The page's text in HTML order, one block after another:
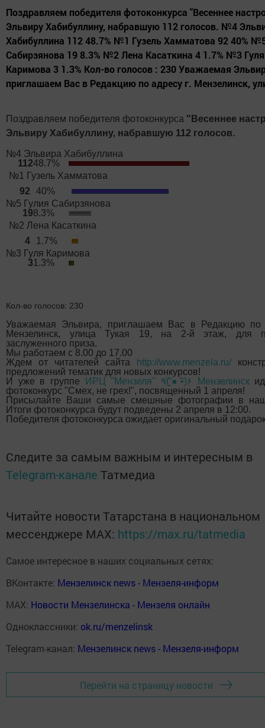
Поздравляем победителя фотоконкурса "Весеннее
Эльвиру Хабибуллину, набравшую 112 голосов. №4
Хабибуллина 112 48.7% №1 Гузель Хамматова 92 40%
Сабирзянова 19 8.3% №2 Лена Касаткина 4 1.7% №3 Гуля
Каримова 3 1.3% Кол-во голосов : 230 Уважаемая
приглашаем Вас в Редакцию по адресу г. Мензелинск,
Поздравляем победителя фотоконкурса "Весеннее
Эльвиру Хабибуллину, набравшую 112 голосов.
№4 Эльвира Хабибуллина
11248.7%
№1 Гузель Хамматова
92
40%
№5 Гулия Сабирзянова
198.3%
№2 Лена Касаткина
4
1.7%
№3 Гуля Каримова
31.3%
Кол-во голосов: 230
Уважаемая Эльвира, приглашаем Вас в Редакцию по
Мензелинск, улица Тукая 19, на 2-й этаж, для
заслуженного приза.
Мы работаем с 8.00 до 17.00
Ждем от читателей сайта
http://www.menzela.ru/
предложений тематик для новых конкурсов!
И уже в группе
ИРЦ "Мензеля" ٩(̾●̮̮̃̾•̃̾)۶ Мензелинск
фотоконкурс "Смех, не грех!", посвященный 1 апреля!
Присылайте Ваши самые смешные фотографии в
Итоги фотоконкурса будут подведены 2 апреля в 12:00.
Победителя фотоконкурса ожидает оригинальный
Следите за самым важным и интересным в
Telegram-канале Татмедиа
Читайте новости Татарстана в национальном
мессенджере MАХ: https://max.ru/tatmedia
Самое интересное в наших социальных сетях:
ВКонтакте: Мензелинск news - Мензеля-информ
MAX: Новости Мензелинска - Мензеля онлайн
Одноклассники: ok.ru/menzelinsk
Telegram-канал: Мензелинск news - Мензеля-информ
Перейти на страницу новости